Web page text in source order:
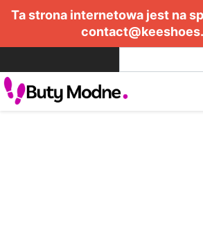
Ta strona internetowa jest na